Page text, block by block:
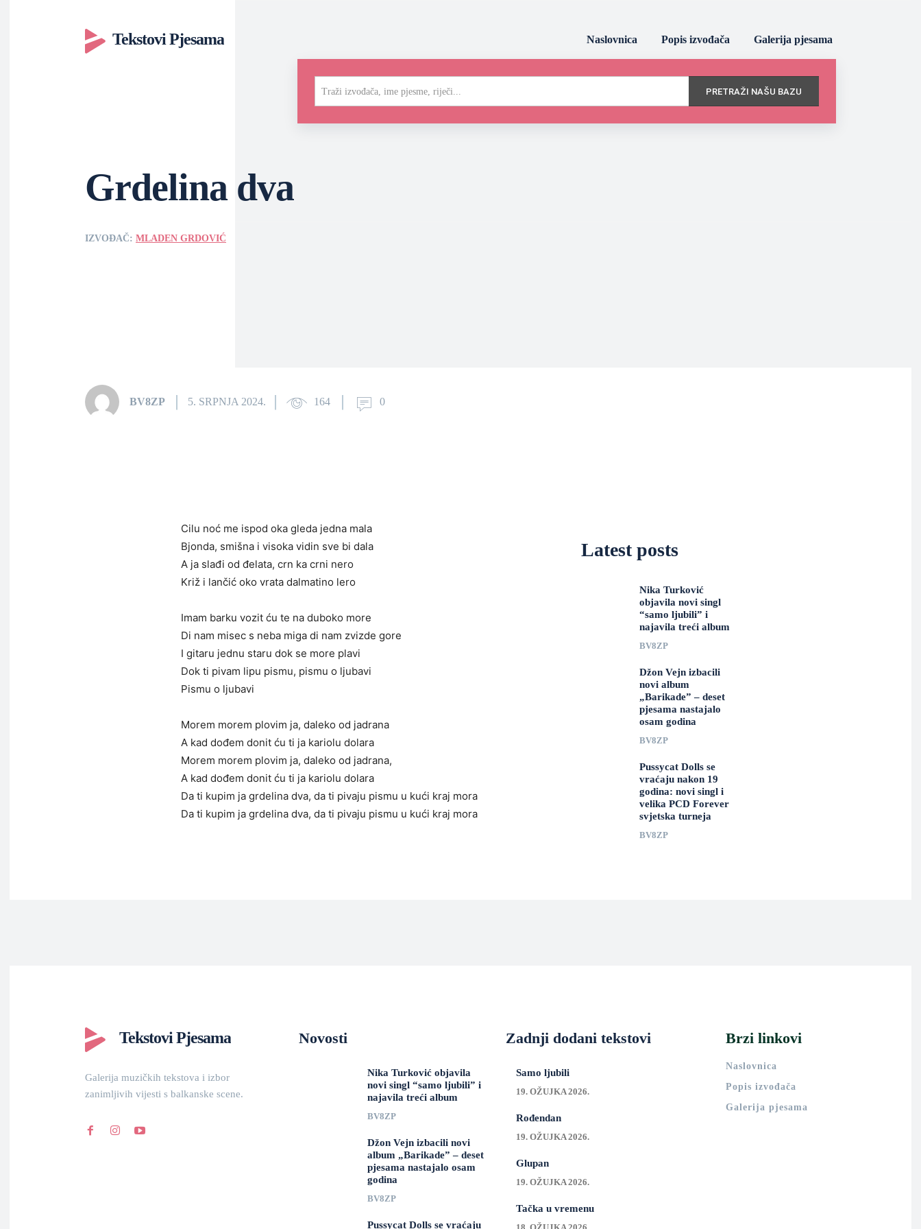
Tekstovi Pjesama Naslovnica Popis izvođača Galerija pjesama
Traži izvođača, ime pjesme, riječi... PRETRAŽI NAŠU BAZU
Grdelina dva
IZVOĐAČ: MLADEN GRDOVIĆ
BV8ZP 5. SRPNJA 2024. 164 0
Cilu noć me ispod oka gleda jedna mala
Bjonda, smišna i visoka vidin sve bi dala
A ja slađi od đelata, crn ka crni nero
Križ i lančić oko vrata dalmatino lero
Imam barku vozit ću te na duboko more
Di nam misec s neba miga di nam zvizde gore
I gitaru jednu staru dok se more plavi
Dok ti pivam lipu pismu, pismu o ljubavi
Pismu o ljubavi
Morem morem plovim ja, daleko od jadrana
A kad dođem donit ću ti ja kariolu dolara
Morem morem plovim ja, daleko od jadrana,
A kad dođem donit ću ti ja kariolu dolara
Da ti kupim ja grdelina dva, da ti pivaju pismu u kući kraj mora
Da ti kupim ja grdelina dva, da ti pivaju pismu u kući kraj mora
Latest posts
Nika Turković
objavila novi singl
“samo ljubili” i
najavila treći album
BV8ZP
Džon Vejn izbacili
novi album
„Barikade” – deset
pjesama nastajalo
osam godina
BV8ZP
Pussycat Dolls se
vraćaju nakon 19
godina: novi singl i
velika PCD Forever
svjetska turneja
BV8ZP
Tekstovi Pjesama
Galerija muzičkih tekstova i izbor
zanimljivih vijesti s balkanske scene.
Novosti
Nika Turković objavila
novi singl “samo ljubili” i
najavila treći album
BV8ZP
Džon Vejn izbacili novi
album „Barikade” – deset
pjesama nastajalo osam
godina
BV8ZP
Pussycat Dolls se vraćaju
Zadnji dodani tekstovi
Samo ljubili
19. OŽUJKA 2026.
Rođendan
19. OŽUJKA 2026.
Glupan
19. OŽUJKA 2026.
Tačka u vremenu
Brzi linkovi
Naslovnica
Popis izvođača
Galerija pjesama